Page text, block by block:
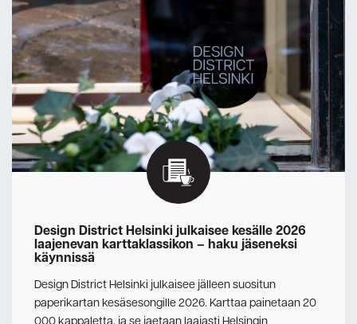
Design District Helsinki julkaisee kesälle 2026
laajenevan karttaklassikon – haku jäseneksi
käynnissä
Design District Helsinki julkaisee jälleen suositun
paperikartan kesäsesongille 2026. Karttaa painetaan 20